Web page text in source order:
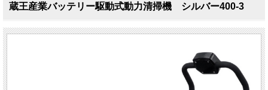
蔵王産業バッテリー駆動式動力清掃機 シルバー400-3